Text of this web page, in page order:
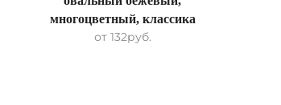
многоцветный, классика
от 132руб.